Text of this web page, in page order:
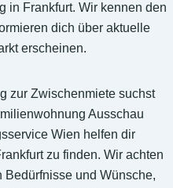
in Frankfurt. Wir kennen den
dich über aktuelle
erscheinen.
zur Zwischenmiete suchst
Ausschau
Wien helfen dir
zu finden. Wir achten
und Wünsche,